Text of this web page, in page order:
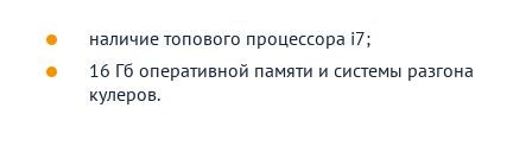
наличие топового процессора i7;
16 Гб оперативной памяти и системы разгона
кулеров.